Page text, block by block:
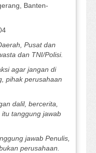
Banten-
Pusat dan
dan TNI/Polisi.
agar jangan di
pihak perusahaan
dalil, bercerita,
tanggung jawab
jawab Penulis,
perusahaan.